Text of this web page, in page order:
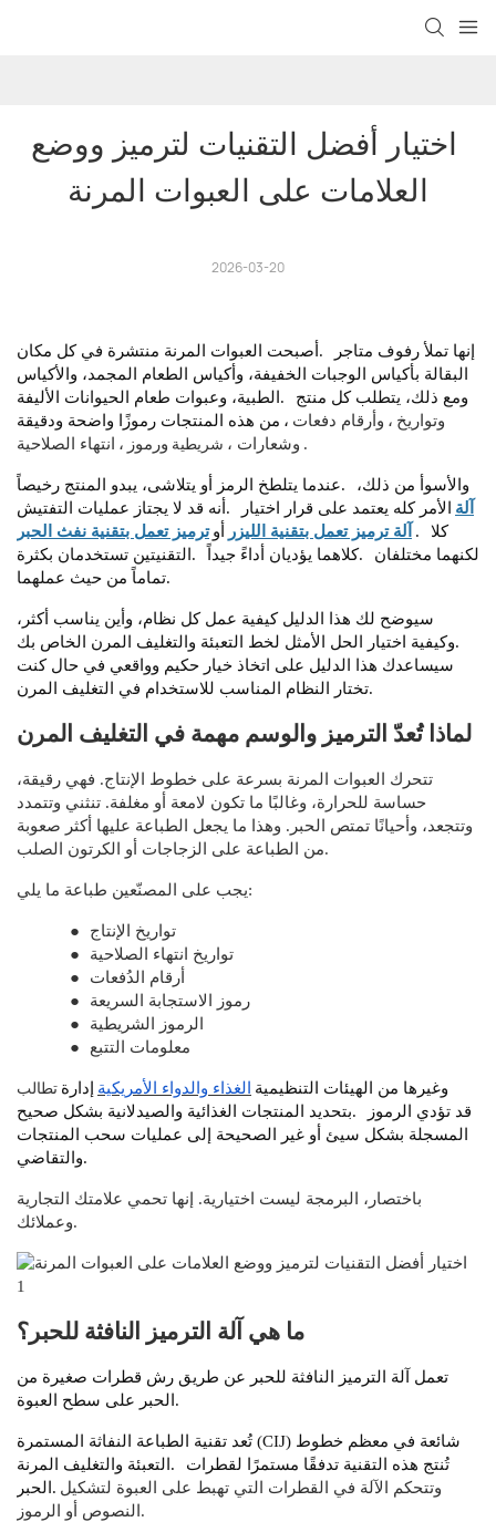
اختيار أفضل التقنيات لترميز ووضع
العلامات على العبوات المرنة
2026-03-20
أصبحت العبوات المرنة منتشرة في كل مكان.
إنها تملأ رفوف متاجر
البقالة بأكياس الوجبات الخفيفة، وأكياس الطعام المجمد، والأكياس
الطبية، وعبوات طعام الحيوانات الأليفة.
ومع ذلك، يتطلب كل منتج
من هذه المنتجات رموزًا واضحة ودقيقة ، وأرقام دفعات ، وتواريخ
انتهاء الصلاحية ، ورموز ، وشعارات .
عندما يتلطخ الرمز أو يتلاشى، يبدو المنتج رخيصاً.
والأسوأ من ذلك،
أنه قد لا يجتاز عمليات التفتيش.
الأمر كله يعتمد على قرار اختيار
آلة
ترميز تعمل بتقنية نفث الحبر أو آلة ترميز تعمل بتقنية الليزر .
كلا
التقنيتين تستخدمان بكثرة.
كلاهما يؤديان أداءً جيداً.
لكنهما مختلفان
تماماً من حيث عملهما.
سيوضح لك هذا الدليل كيفية عمل كل نظام، وأين يناسب أكثر،
وكيفية اختيار الحل الأمثل لخط التعبئة والتغليف المرن الخاص بك.
سيساعدك هذا الدليل على اتخاذ خيار حكيم وواقعي في حال كنت
تختار النظام المناسب للاستخدام في التغليف المرن.
لماذا تُعدّ الترميز والوسم مهمة في التغليف المرن
تتحرك العبوات المرنة بسرعة على خطوط الإنتاج. فهي رقيقة،
حساسة للحرارة، وغالبًا ما تكون لامعة أو مغلفة. تنثني وتتمدد
وتتجعد، وأحيانًا تمتص الحبر. وهذا ما يجعل الطباعة عليها أكثر صعوبة
من الطباعة على الزجاجات أو الكرتون الصلب.
يجب على المصنّعين طباعة ما يلي:
●
تواريخ الإنتاج
●
تواريخ انتهاء الصلاحية
●
أرقام الدُفعات
●
رموز الاستجابة السريعة
●
الرموز الشريطية
●
معلومات التتبع
إدارة الغذاء والدواء الأمريكية وغيرها من الهيئات التنظيمية
بتحديد المنتجات الغذائية والصيدلانية بشكل صحيح.
قد تؤدي الرموز
المسجلة بشكل سيئ أو غير الصحيحة إلى عمليات سحب المنتجات
والتقاضي.
باختصار، البرمجة ليست اختيارية. إنها تحمي علامتك التجارية
وعملائك.
ما هي آلة الترميز النافثة للحبر؟
تعمل آلة الترميز النافثة للحبر عن طريق رش قطرات صغيرة من
الحبر على سطح العبوة.
تُعد تقنية الطباعة النفاثة المستمرة (CIJ) شائعة في معظم خطوط
التعبئة والتغليف المرنة.
تُنتج هذه التقنية تدفقًا مستمرًا لقطرات
الحبر. وتتحكم الآلة في القطرات التي تهبط على العبوة لتشكيل
النصوص أو الرموز.